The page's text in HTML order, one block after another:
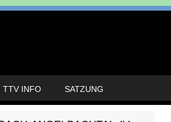
TTV INFO SATZUNG